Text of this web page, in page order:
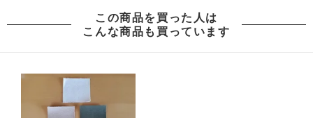
この商品を買った人は
こんな商品も買っています